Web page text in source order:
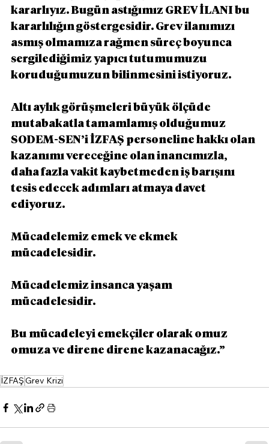
kararlıyız. Bugün astığımız GREV İLANI bu
kararlılığın göstergesidir. Grev ilanımızı
asmış olmamıza rağmen süreç boyunca
sergilediğimiz yapıcı tutumumuzu
koruduğumuzun bilinmesini istiyoruz.
Altı aylık görüşmeleri büyük ölçüde
mutabakatla tamamlamış olduğumuz
SODEM-SEN’i İZFAŞ personeline hakkı olan
kazanımı vereceğine olan inancımızla,
daha fazla vakit kaybetmeden iş barışını
tesis edecek adımları atmaya davet
ediyoruz.
Mücadelemiz emek ve ekmek
mücadelesidir.
Mücadelemiz insanca yaşam
mücadelesidir.
Bu mücadeleyi emekçiler olarak omuz
omuza ve direne direne kazanacağız.”
İZFAŞGrev Krizi